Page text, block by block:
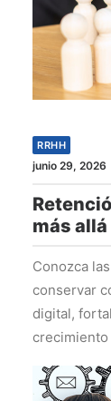
RRHH
junio 29, 2026
más
Conozca
conservar
digital,